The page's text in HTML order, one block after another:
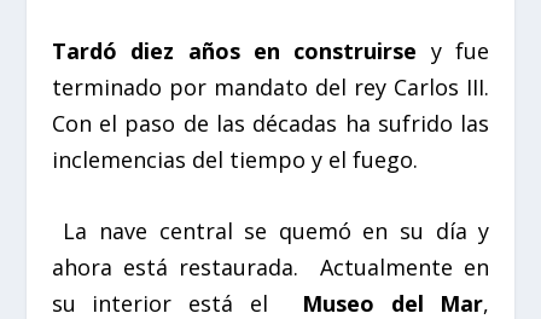
Tardó diez años en construirse y fue
terminado por mandato del rey Carlos III.
Con el paso de las décadas ha sufrido las
inclemencias del tiempo y el fuego.
La nave central se quemó en su día y
ahora está restaurada. Actualmente en
su interior está el Museo del Mar,